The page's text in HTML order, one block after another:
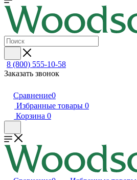
8 (800) 555-10-58
Заказать звонок
Сравнение0
Избранные товары 0
Корзина 0